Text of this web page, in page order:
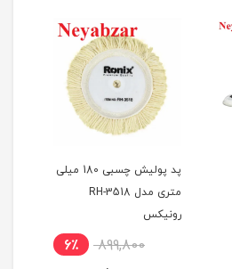
پد پولیش چسبی 180 میلی
متری مدل RH-3518
رونیکس
899,800 6٪